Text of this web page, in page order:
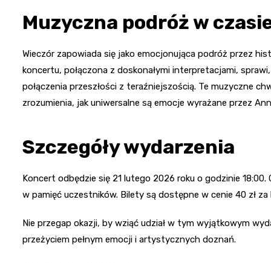
Muzyczna podróż w
Wieczór zapowiada się jako emocjonująca podróż przez
koncertu, połączona z doskonałymi interpretacjami,
połączenia przeszłości z teraźniejszością. Te muzyczne
zrozumienia, jak uniwersalne są emocje wyrażane przez
Szczegóły wydarzenia
Koncert odbędzie się 21 lutego 2026 roku o godzinie
w pamięć uczestników. Bilety są dostępne w cenie 40 zł
Nie przegap okazji, by wziąć udział w tym wyjątkowym
przeżyciem pełnym emocji i artystycznych doznań.